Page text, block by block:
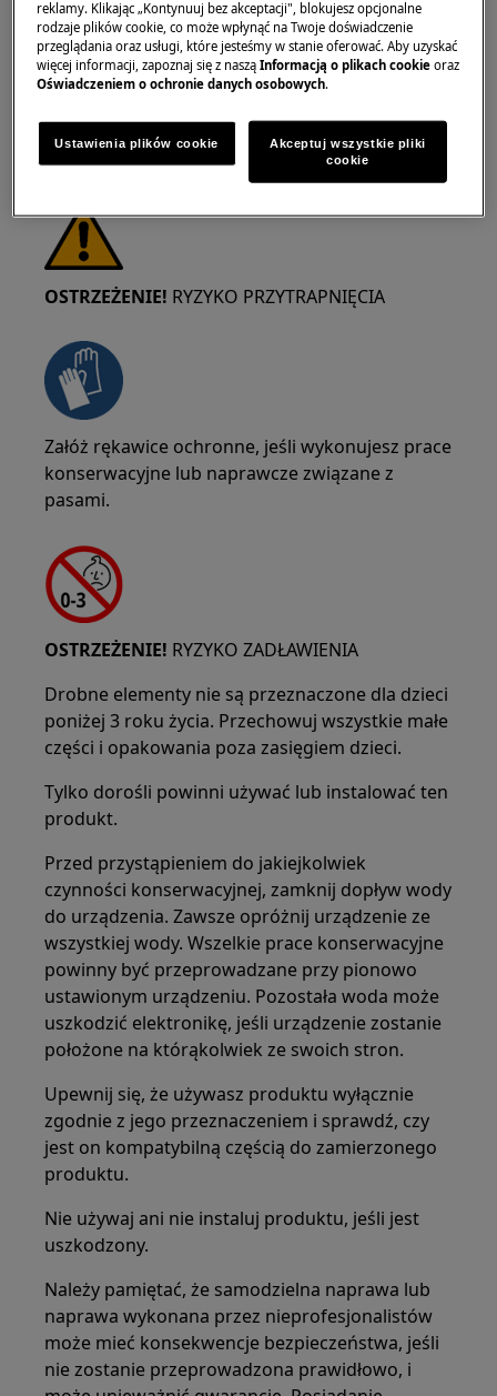
wykonywania prac konserwacyjnych lub
naprawczych związanych ze sprężynami.
OSTRZEŻENIE! RYZYKO PRZYTRAPNIĘCIA
Załóż rękawice ochronne, jeśli wykonujesz prace
konserwacyjne lub naprawcze związane z
pasami.
OSTRZEŻENIE! RYZYKO ZADŁAWIENIA
Drobne elementy nie są przeznaczone dla dzieci
poniżej 3 roku życia. Przechowuj wszystkie małe
części i opakowania poza zasięgiem dzieci.
Tylko dorośli powinni używać lub instalować ten
produkt.
Przed przystąpieniem do jakiejkolwiek
czynności konserwacyjnej, zamknij dopływ wody
do urządzenia. Zawsze opróżnij urządzenie ze
wszystkiej wody. Wszelkie prace konserwacyjne
powinny być przeprowadzane przy pionowo
ustawionym urządzeniu. Pozostała woda może
uszkodzić elektronikę, jeśli urządzenie zostanie
położone na którąkolwiek ze swoich stron.
Upewnij się, że używasz produktu wyłącznie
zgodnie z jego przeznaczeniem i sprawdź, czy
jest on kompatybilną częścią do zamierzonego
produktu.
Nie używaj ani nie instaluj produktu, jeśli jest
uszkodzony.
Należy pamiętać, że samodzielna naprawa lub
naprawa wykonana przez nieprofesjonalistów
może mieć konsekwencje bezpieczeństwa, jeśli
nie zostanie przeprowadzona prawidłowo, i
reklamy. Klikając „Kontynuuj bez akceptacji", blokujesz opcjonalne
rodzaje plików cookie, co może wpłynąć na Twoje doświadczenie
przeglądania oraz usługi, które jesteśmy w stanie oferować. Aby uzyskać
więcej informacji, zapoznaj się z nasząInformacją o plikach cookie oraz
Oświadczeniem o ochronie danych osobowych.
Ustawienia plików cookie
Akceptuj wszystkie pliki
cookie